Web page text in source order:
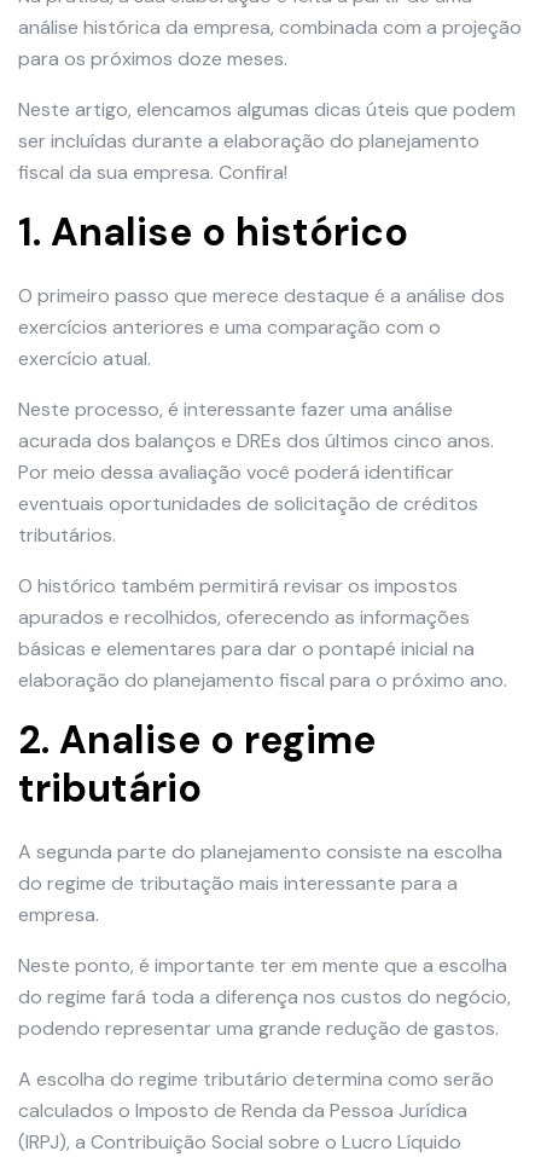
análise histórica da empresa, combinada com a projeção
para os próximos doze meses.
Neste artigo, elencamos algumas dicas úteis que podem
ser incluídas durante a elaboração do planejamento
fiscal da sua empresa. Confira!
1. Analise o histórico
O primeiro passo que merece destaque é a análise dos
exercícios anteriores e uma comparação com o
exercício atual.
Neste processo, é interessante fazer uma análise
acurada dos balanços e DREs dos últimos cinco anos.
Por meio dessa avaliação você poderá identificar
eventuais oportunidades de solicitação de créditos
tributários.
O histórico também permitirá revisar os impostos
apurados e recolhidos, oferecendo as informações
básicas e elementares para dar o pontapé inicial na
elaboração do planejamento fiscal para o próximo ano.
2. Analise o regime
tributário
A segunda parte do planejamento consiste na escolha
do regime de tributação mais interessante para a
empresa.
Neste ponto, é importante ter em mente que a escolha
do regime fará toda a diferença nos custos do negócio,
podendo representar uma grande redução de gastos.
A escolha do regime tributário determina como serão
calculados o Imposto de Renda da Pessoa Jurídica
(IRPJ), a Contribuição Social sobre o Lucro Líquido